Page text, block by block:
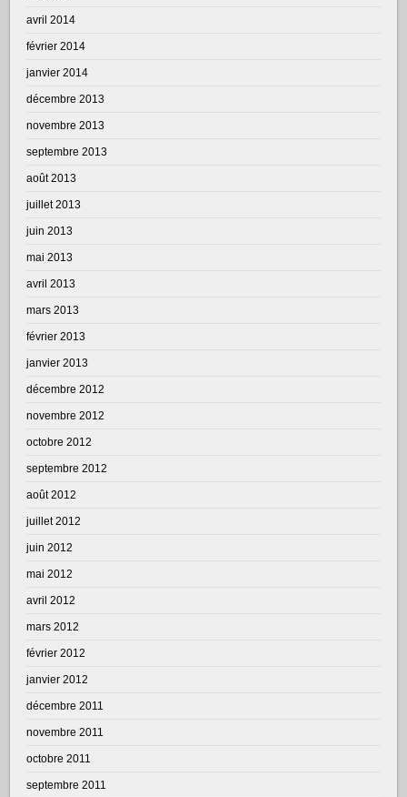
avril 2014
février 2014
janvier 2014
décembre 2013
novembre 2013
septembre 2013
août 2013
juillet 2013
juin 2013
mai 2013
avril 2013
mars 2013
février 2013
janvier 2013
décembre 2012
novembre 2012
octobre 2012
septembre 2012
août 2012
juillet 2012
juin 2012
mai 2012
avril 2012
mars 2012
février 2012
janvier 2012
décembre 2011
novembre 2011
octobre 2011
septembre 2011